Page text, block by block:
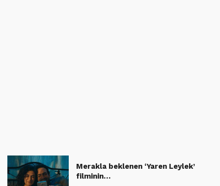
Merakla beklenen ‘Yaren Leylek’
filminin…